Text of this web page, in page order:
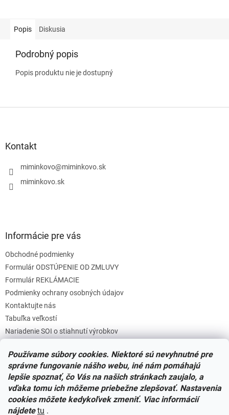
Používame súbory cookies. Niektoré sú nevyhnutné pre
správne fungovanie nášho webu, iné nám pomáhajú
lepšie spoznať, čo Vás na našich stránkach zaujalo, a
vďaka tomu ich môžeme priebežne zlepšovať. Nastavenia
cookies môžete kedykoľvek zmeniť. Viac informácií
nájdete tu .
Popis Diskusia
Podrobný popis
Popis produktu nie je dostupný
Kontakt
miminkovo@miminkovo.sk
miminkovo.sk
Informácie pre vás
Obchodné podmienky
Formulár ODSTÚPENIE OD ZMLUVY
Formulár REKLÁMACIE
Podmienky ochrany osobných údajov
Kontaktujte nás
Tabuľka veľkostí
Nariadenie SOI o stiahnutí výrobkov
Zásady súborov COOKIES
Facebook